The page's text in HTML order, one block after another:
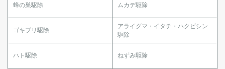
蜂の巣駆除 ムカデ駆除
ゴキブリ駆除
アライグマ・イタチ・ハクビシン
駆除
ハト駆除 ねずみ駆除